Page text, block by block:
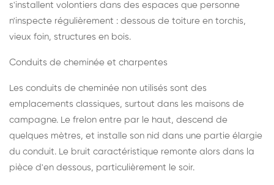
s'installent volontiers dans des espaces que personne
n'inspecte régulièrement : dessous de toiture en torchis,
vieux foin, structures en bois.
Conduits de cheminée et charpentes
Les conduits de cheminée non utilisés sont des
emplacements classiques, surtout dans les maisons de
campagne. Le frelon entre par le haut, descend de
quelques mètres, et installe son nid dans une partie élargie
du conduit. Le bruit caractéristique remonte alors dans la
pièce d'en dessous, particulièrement le soir.